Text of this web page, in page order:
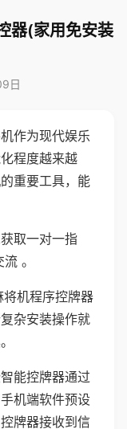
器(家用免安装
日
作为现代娱乐
程度越来越
重要工具，能
取一对一指
。
机程序控牌器
杂安装操作就
能控牌器通过
机端软件预设
牌器接收到信